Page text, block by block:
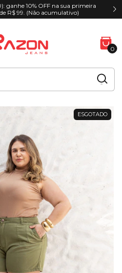
ganhe 10% OFF na sua primeira
R$ 99. (Não acumulativo)
0
ESGOTADO